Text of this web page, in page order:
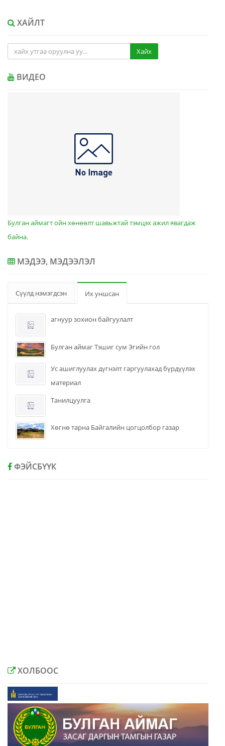
ХАЙЛТ
Хайх
ВИДЕО
Булган аймагт ойн хөнөөлт шавьжтай тэмцэх ажил явагдаж
байна.
МЭДЭЭ, МЭДЭЭЛЭЛ
Сүүлд нэмэгдсэн Их уншсан
агнуур зохион байгуулалт
Булган аймаг Тэшиг сум Эгийн гол
Ус ашиглуулах дүгнэлт гаргуулахад бүрдүүлэх
материал
Танилцуулга
Хөгнө тарна Байгалийн цогцолбор газар
ФЭЙСБҮҮК
ХОЛБООС